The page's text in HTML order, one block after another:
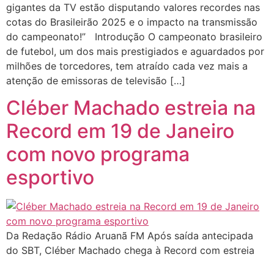
gigantes da TV estão disputando valores recordes nas
cotas do Brasileirão 2025 e o impacto na transmissão
do campeonato!” Introdução O campeonato brasileiro
de futebol, um dos mais prestigiados e aguardados por
milhões de torcedores, tem atraído cada vez mais a
atenção de emissoras de televisão […]
Cléber Machado estreia na
Record em 19 de Janeiro
com novo programa
esportivo
Da Redação Rádio Aruanã FM Após saída antecipada
do SBT, Cléber Machado chega à Record com estreia